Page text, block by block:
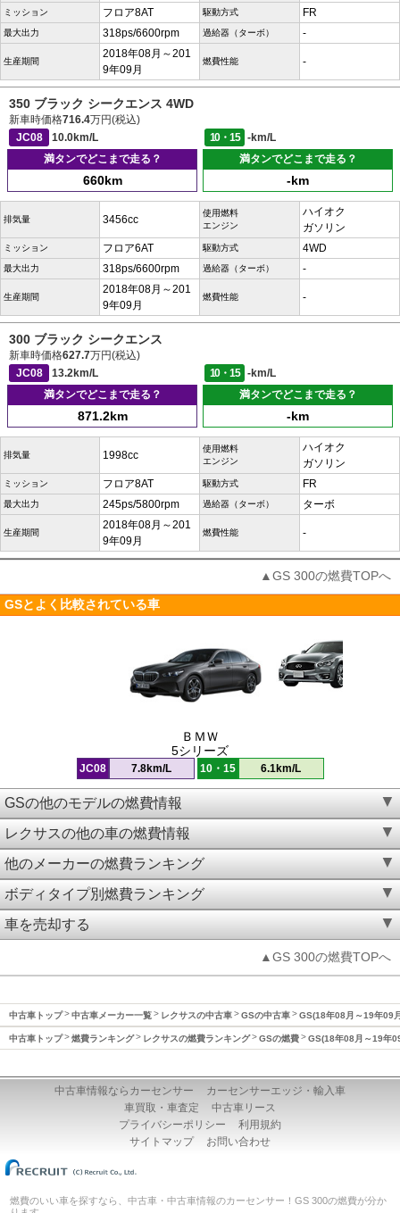
ミッション フロア8AT 駆動方式 FR
最大出力 318ps/6600rpm 過給器（ターボ） -
生産期間
2018年08月～201
9年09月
燃費性能 -
350 ブラック シークエンス 4WD
新車時価格716.4万円(税込)
JC08
10.0km/L 10・15
-km/L
満タンでどこまで走る？
660km
満タンでどこまで走る？
-km
排気量 3456cc
使用燃料
エンジン
ハイオク
ガソリン
ミッション フロア6AT 駆動方式 4WD
最大出力 318ps/6600rpm 過給器（ターボ） -
生産期間
2018年08月～201
9年09月
燃費性能 -
300 ブラック シークエンス
新車時価格627.7万円(税込)
JC08
13.2km/L 10・15
-km/L
満タンでどこまで走る？
871.2km
満タンでどこまで走る？
-km
排気量 1998cc
使用燃料
エンジン
ハイオク
ガソリン
ミッション フロア8AT 駆動方式 FR
最大出力 245ps/5800rpm 過給器（ターボ） ターボ
生産期間
2018年08月～201
9年09月
燃費性能 -
▲GS 300の燃費TOPへ
GSとよく比較されている車
ＢＭＷ
5シリーズ
JC08 7.8km/L 10・15 6.1km/L
GSの他のモデルの燃費情報
レクサスの他の車の燃費情報
他のメーカーの燃費ランキング
ボディタイプ別燃費ランキング
車を売却する
▲GS 300の燃費TOPへ
中古車トップ 中古車メーカー一覧 レクサスの中古車 GSの中古車 GS(18年08月～19年09
中古車トップ 燃費ランキング レクサスの燃費ランキング GSの燃費 GS(18年08月～19年
中古車情報ならカーセンサー
カーセンサーエッジ・輸入車
車買取・車査定
中古車リース
プライバシーポリシー
利用規約
サイトマップ
お問い合わせ
燃費のいい車を探すなら、中古車・中古車情報のカーセンサー！GS 300の燃費が分か